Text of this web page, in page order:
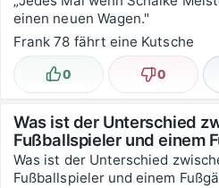
einen neuen Wagen."
Frank 78 fährt eine Kutsche
Lustig
0 Nicht lustig
0
Was ist der Unterschied
Fußballspieler und einem
Was ist der Unterschied
Fußballspieler und einem